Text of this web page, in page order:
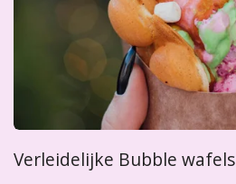
Verleidelijke Bubble wafels